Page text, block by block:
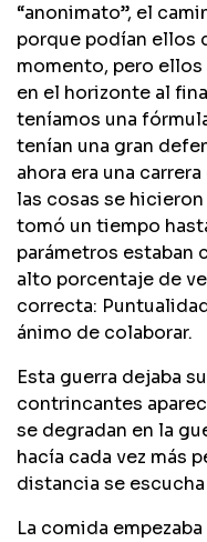
“anonimato”, el
porque podían ellos
momento, pero
en el horizonte al
teníamos una
tenían una gran
ahora era una
las cosas se
tomó un tiempo
parámetros estaban
alto porcentaje de
correcta:
ánimo de colaborar.
Esta guerra dejaba
contrincantes
se degradan en la
hacía cada vez más
distancia se escucha
La comida